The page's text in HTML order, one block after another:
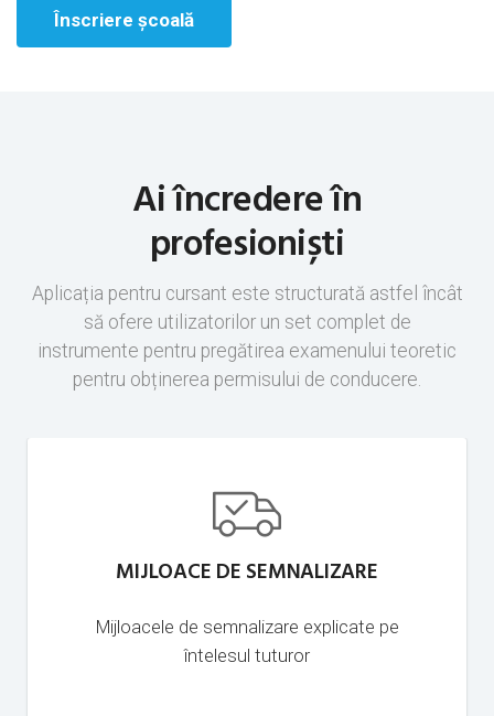
Înscriere școală
Ai încredere în
profesioniști
Aplicația pentru cursant este structurată astfel încât
să ofere utilizatorilor un set complet de
instrumente pentru pregătirea examenului teoretic
pentru obținerea permisului de conducere.
MIJLOACE DE SEMNALIZARE
Mijloacele de semnalizare explicate pe
întelesul tuturor